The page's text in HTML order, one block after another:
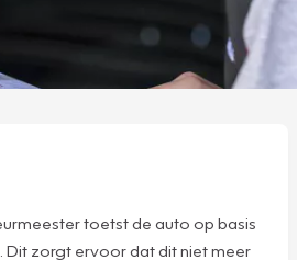
toetst de auto op basis
Dit zorgt ervoor dat dit niet meer